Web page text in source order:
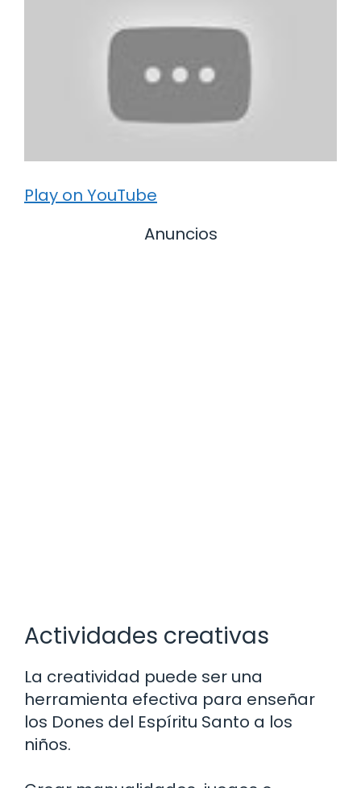
Play on YouTube
Anuncios
Actividades creativas
La creatividad puede ser una
herramienta efectiva para enseñar
los Dones del Espíritu Santo a los
niños.